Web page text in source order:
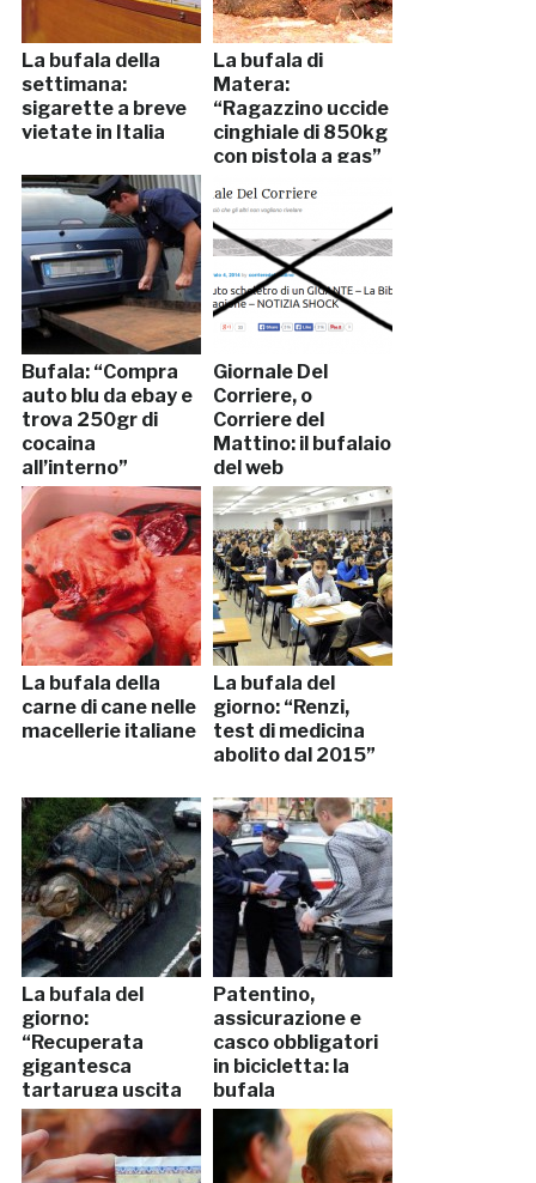
La bufala della
settimana:
sigarette a breve
vietate in Italia
La bufala di
Matera:
“Ragazzino uccide
cinghiale di 850kg
con pistola a gas”
Bufala: “Compra
auto blu da ebay e
trova 250gr di
cocaina
all’interno”
Giornale Del
Corriere, o
Corriere del
Mattino: il bufalaio
del web
La bufala della
carne di cane nelle
macellerie italiane
La bufala del
giorno: “Renzi,
test di medicina
abolito dal 2015”
La bufala del
giorno:
“Recuperata
gigantesca
tartaruga uscita
dall’Etna”
Patentino,
assicurazione e
casco obbligatori
in bicicletta: la
bufala